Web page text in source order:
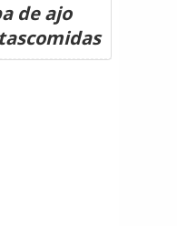
de ajo